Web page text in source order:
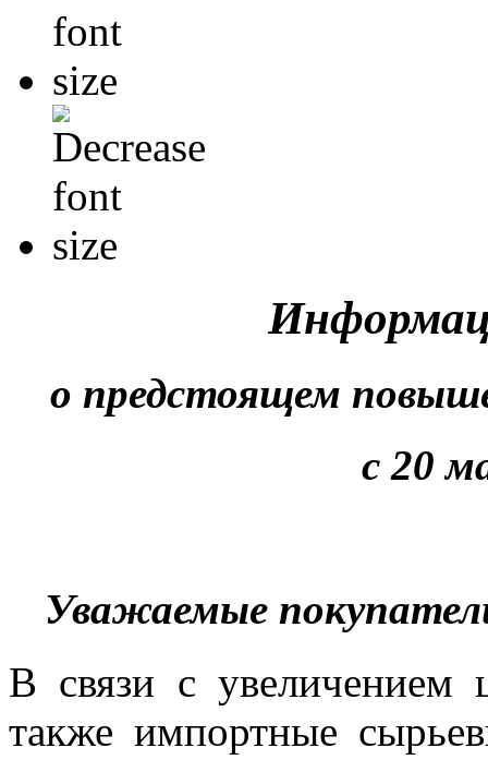
о предстоящем
с 20
Уважаемые
В связи с
также импортные